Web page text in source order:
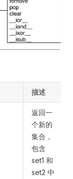
描述
返回一
个新的
集合，
包含
set1 和
set2 中